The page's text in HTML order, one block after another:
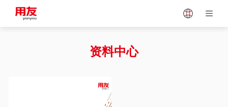
Vietnam
资料中心